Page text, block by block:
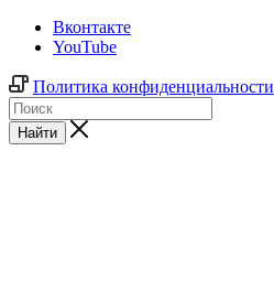
Вконтакте
YouTube
Политика конфиденциальности
Найти